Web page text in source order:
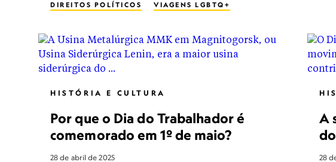
DIREITOS POLÍTICOS
VIAGENS LGBTQ+
HISTÓRIA E CULTURA
Por que o Dia do Trabalhador é
comemorado em 1º de maio?
28 de abril de 2025
A
28